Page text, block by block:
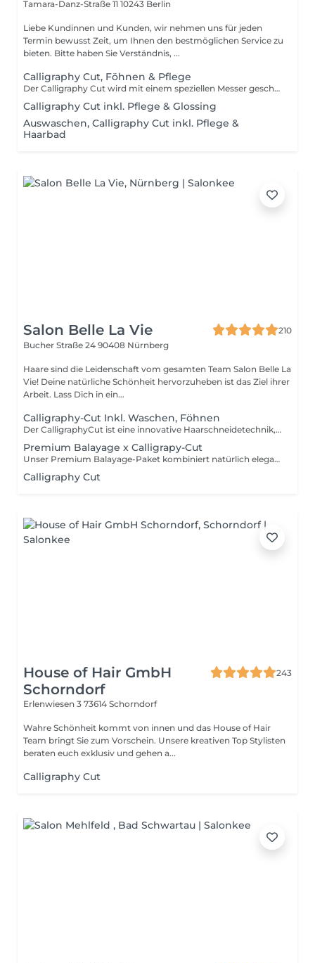
Tamara-Danz-Straße 11 10243 Berlin
Liebe Kundinnen und Kunden, wir nehmen uns für jeden
Termin bewusst Zeit, um Ihnen den bestmöglichen Service zu
bieten. Bitte haben Sie Verständnis, ...
Calligraphy Cut, Föhnen & Pflege
Der Calligraphy Cut wird mit einem speziellen Messer geschnitten, dem Calligraphen. Mit dem Calligraphen wird das Haar mit leichten Bewegungen in Wuchsrichtung schräg angeschnitten. Der Calligraphy Cut sorgt dafür, dass die Haarspitzen sich gegenseitig stützen. Der Calligraphy Cut ermöglicht das Schönschneiden der Haare in bislang einzigartiger Präzision.
Calligraphy Cut inkl. Pflege & Glossing
Auswaschen, Calligraphy Cut inkl. Pflege &
Haarbad
Salon Belle La Vie
210
Bucher Straße 24 90408 Nürnberg
Haare sind die Leidenschaft vom gesamten Team Salon Belle La
Vie! Deine natürliche Schönheit hervorzuheben ist das Ziel ihrer
Arbeit. Lass Dich in ein...
Calligraphy-Cut Inkl. Waschen, Föhnen
Der CalligraphyCut ist eine innovative Haarschneidetechnik, bei der das Haar mit einem speziellen Calligraphen statt mit der Schere geschnitten wird für sanft fallendes, glänzendes und voluminöses Haar. Diese Methode versiegelt die Spitzen beim Schneiden, reduziert Spliss und sorgt für spürbar mehr Bewegung und Leichtigkeit in jeder Frisur.
Premium Balayage x Calligrapy-Cut
Unser Premium Balayage-Paket kombiniert natürlich elegante Farbverläufe mit maximaler Pflege. Es beinhaltet eine individuell kreierte Balayage, den Calligraphy Cut für geschmeidiges, voluminöses Haar, eine intensive Pflegekur und ein Glossing für brillanten Glanz. Für ein strahlendes, gesundes und perfekt abgestimmtes Gesamtergebnis.
Calligraphy Cut
House of Hair GmbH
Schorndorf
243
Erlenwiesen 3 73614 Schorndorf
Wahre Schönheit kommt von innen und das House of Hair
Team bringt Sie zum Vorschein. Unsere kreativen Top Stylisten
beraten euch exklusiv und gehen a...
Calligraphy Cut